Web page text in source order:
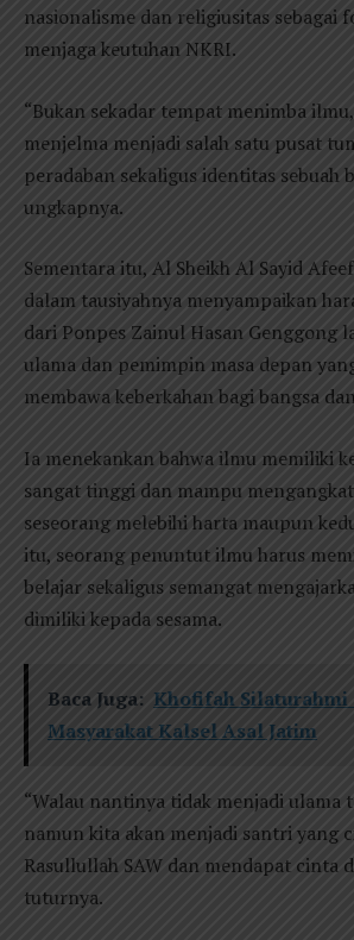
nasionalisme dan religiusitas sebagai
menjaga keutuhan NKRI.
“Bukan sekadar tempat menimba
menjelma menjadi salah satu pusat
peradaban sekaligus identitas sebuah
ungkapnya.
Sementara itu, Al Sheikh Al Sayid
dalam tausiyahnya menyampaikan
dari Ponpes Zainul Hasan Genggong
ulama dan pemimpin masa depan
membawa keberkahan bagi bangsa
Ia menekankan bahwa ilmu memiliki
sangat tinggi dan mampu
seseorang melebihi harta maupun
itu, seorang penuntut ilmu harus
belajar sekaligus semangat
dimiliki kepada sesama.
Baca Juga: Khofifah Silaturahmi
Masyarakat Kalsel Asal Jatim
“Walau nantinya tidak menjadi ulama
namun kita akan menjadi santri yang
Rasullullah SAW dan mendapat cinta
tuturnya.